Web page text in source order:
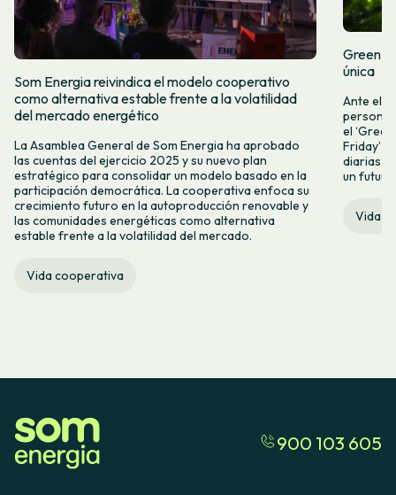
Som Energia reivindica el modelo cooperativo
como alternativa estable frente a la volatilidad
del mercado energético
La Asamblea General de Som Energia ha aprobado
las cuentas del ejercicio 2025 y su nuevo plan
estratégico para consolidar un modelo basado en la
participación democrática. La cooperativa enfoca su
crecimiento futuro en la autoproducción renovable y
las comunidades energéticas como alternativa
estable frente a la volatilidad del mercado.
Vida cooperativa
Green
única
Ante el
el
Friday’
diarias y
un
Vida
900 103 605